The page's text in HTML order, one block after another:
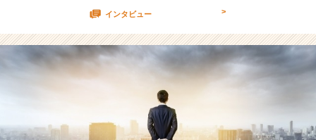
e
タ
イ
インタビュー >